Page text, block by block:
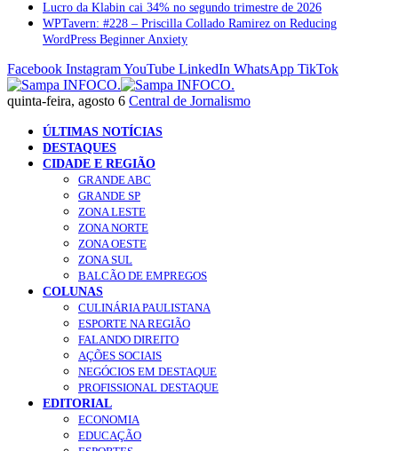
Lucro da Klabin cai 34% no segundo trimestre de 2026
WPTavern: #228 – Priscilla Collado Ramirez on Reducing
WordPress Beginner Anxiety
Facebook InstagramYouTube LinkedIn WhatsApp TikTok
quinta-feira, agosto 6 Central de Jornalismo
ÚLTIMAS NOTÍCIAS
DESTAQUES
CIDADE E REGIÃO
GRANDE ABC
GRANDE SP
ZONA LESTE
ZONA NORTE
ZONA OESTE
ZONA SUL
BALCÃO DE EMPREGOS
COLUNAS
CULINÁRIA PAULISTANA
ESPORTE NA REGIÃO
FALANDO DIREITO
AÇÕES SOCIAIS
NEGÓCIOS EM DESTAQUE
PROFISSIONAL DESTAQUE
EDITORIAL
ECONOMIA
EDUCAÇÃO